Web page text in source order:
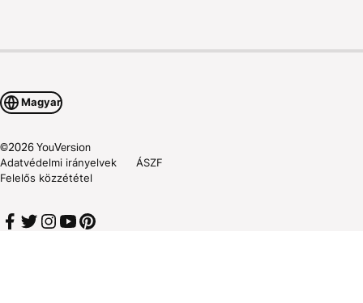
Magyar
©2026YouVersion
Adatvédelmi irányelvek
ÁSZF
Felelős közzététel